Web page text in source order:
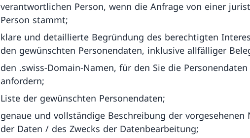
verantwortlichen Person, wenn die Anfrage von einer
Person stammt;
klare und detaillierte Begründung des berechtigten
den gewünschten Personendaten, inklusive allfälliger
den .swiss-Domain-Namen, für den Sie die Personendaten
anfordern;
Liste der gewünschten Personendaten;
genaue und vollständige Beschreibung der vorgesehenen
der Daten / des Zwecks der Datenbearbeitung;